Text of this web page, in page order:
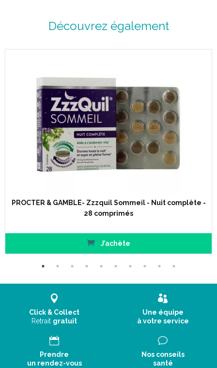
Découvrez également
PROCTER & GAMBLE- Zzzquil Sommeil - Nuit complète -
28 comprimés
J’achète
Click & Collect
Retrait gratuit
Une équipe
à votre service
Prendre
un rendez-vous
Nos conseils
santé